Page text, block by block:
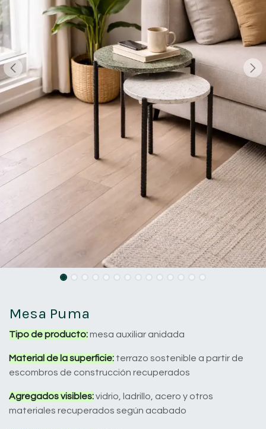
Mesa Puma
Tipo de producto:mesa auxiliar anidada
Material de la superficie: terrazo sostenible a partir de
escombros de construcción recuperados
Agregados visibles:vidrio, ladrillo, acero y otros
materiales recuperados según acabado